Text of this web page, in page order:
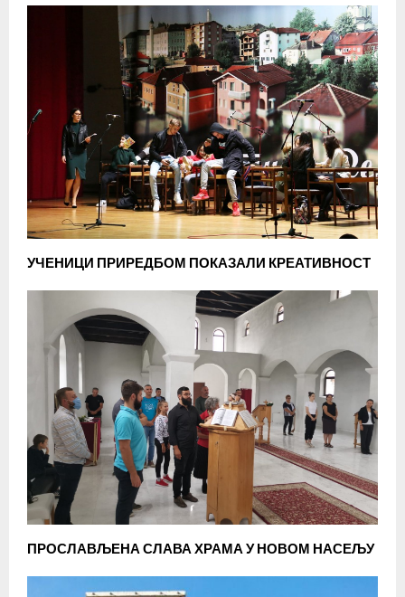
УЧЕНИЦИ ПРИРЕДБОМ ПОКАЗАЛИ КРЕАТИВНОСТ
ПРОСЛАВЉЕНА СЛАВА ХРАМА У НОВОМ НАСЕЉУ